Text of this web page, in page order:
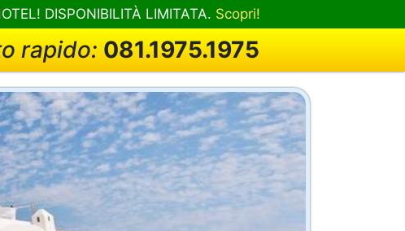
rapido: 081.1975.1975
DISPONIBILITÀ LIMITATA. Scopri!